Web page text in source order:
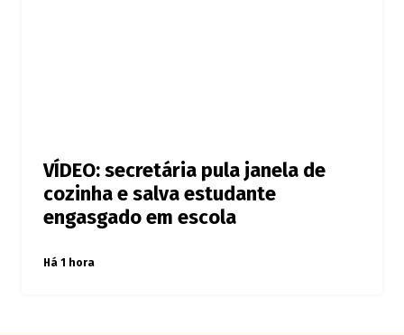
VÍDEO: secretária pula janela de
cozinha e salva estudante
engasgado em escola
Há 1 hora